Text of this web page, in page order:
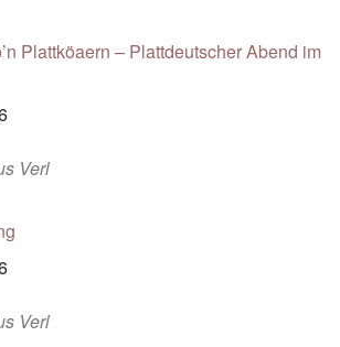
Plattköaern – Plattdeutscher Abend im
Verl
Verl